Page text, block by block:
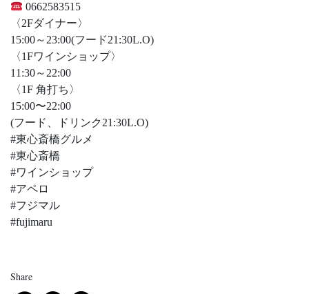
0662583515
〈2Fダイナー〉
15:00～23:00(フード21:30L.O)
〈1Fワインショップ〉
11:30～22:00
〈1F 角打ち〉
15:00〜22:00
(フード、ドリンク21:30L.O)
#東心斎橋グルメ
#東心斎橋
#ワインショップ
#アペロ
#フジマル
#fujimaru
Share